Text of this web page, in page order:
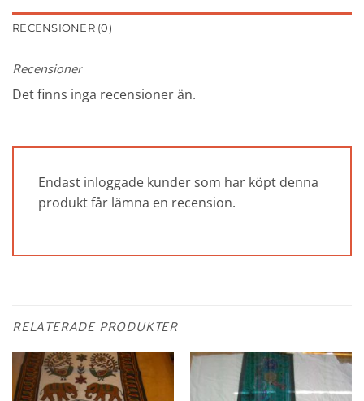
RECENSIONER (0)
Recensioner
Det finns inga recensioner än.
Endast inloggade kunder som har köpt denna
produkt får lämna en recension.
RELATERADE PRODUKTER